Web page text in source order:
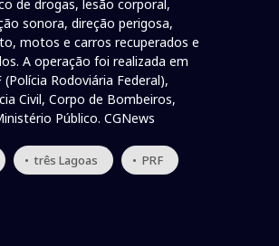
de drogas, lesão corporal,
sonora, direção perigosa,
motos e carros recuperados e
A operação foi realizada em
Rodoviária Federal),
Civil, Corpo de Bombeiros,
Público. CGNews
• três Lagoas • PRF